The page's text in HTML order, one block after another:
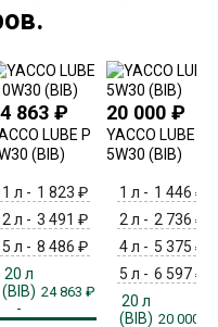
863 ₽
LUBE P
(BIB)
1 л - 1 823 ₽
2 л - 3 491 ₽
5 л - 8 486 ₽
20 л
(BIB)
-
24 863 ₽
20 000₽
YACCO LUBE F
5W30 (BIB)
1 л - 1 446 ₽
2 л - 2 736 ₽
4 л - 5 375 ₽
5 л - 6 597₽
20 л
(BIB) 20 000